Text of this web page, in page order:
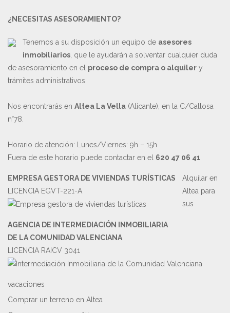
¿NECESITAS ASESORAMIENTO?
Tenemos a su disposición un equipo de asesores
inmobiliarios, que le ayudarán a solventar cualquier duda
de asesoramiento en el proceso de compra o alquiler y
trámites administrativos.
Nos encontrarás en Altea La Vella (Alicante), en la C/Callosa
n°78.
Horario de atención: Lunes/Viernes: 9h – 15h
Fuera de este horario puede contactar en el 620 47 06 41
EMPRESA GESTORA DE VIVIENDAS TURÍSTICAS
LICENCIA EGVT-221-A
AGENCIA DE INTERMEDIACIÓN INMOBILIARIA
DE LA COMUNIDAD VALENCIANA
LICENCIA RAICV 3041
Alquilar en
Altea para
sus
vacaciones
Comprar un terreno en Altea